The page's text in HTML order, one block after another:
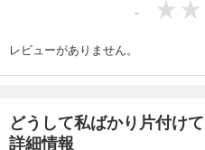
そのやさしい空気は、やがて家族に
【著者紹介】
-
レビューがありません。
どうして私ばかり片付け
詳細情報